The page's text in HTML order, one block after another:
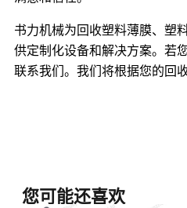
书力机械为回收塑料薄膜、塑
供定制化设备和解决方案。若
联系我们。我们将根据您的回
您可能还喜欢